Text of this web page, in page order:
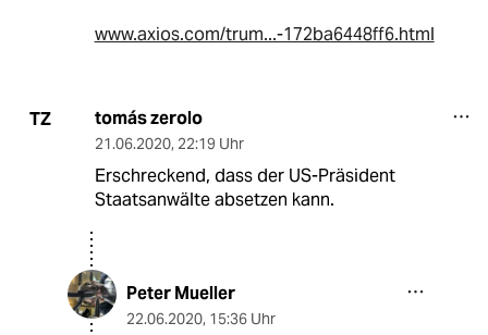
www.axios.com/trum...-172ba6448ff6.html
TZ tomás zerolo
21.06.2020, 22:19 Uhr
Erschreckend, dass der US-Präsident
Staatsanwälte absetzen kann.
Peter Mueller
22.06.2020, 15:36 Uhr